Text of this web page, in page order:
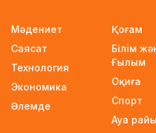
білім гранттары
жарияланды
2 күн бұрын
Ауылға көшетін IT-
архивистерге 10,8 млн
үй несиесі берілуі мүмкін
Мәдениет
Саясат
Технология
Экономика
Әлемде
Қоғам
Білім
Ғылым
Оқиға
Спорт
Ауа райы